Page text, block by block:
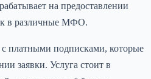
на предоставлении
в различные МФО.
с платными подписками, которые
заявки. Услуга стоит в